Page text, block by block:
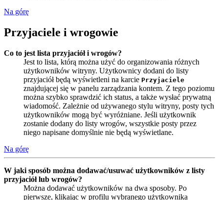
Na górę
Przyjaciele i wrogowie
Co to jest lista przyjaciół i wrogów?
Jest to lista, którą można użyć do organizowania różnych
użytkowników witryny. Użytkownicy dodani do listy
przyjaciół będą wyświetleni na karcie Przyjaciele
znajdującej się w panelu zarządzania kontem. Z tego poziomu
można szybko sprawdzić ich status, a także wysłać prywatną
wiadomość. Zależnie od używanego stylu witryny, posty tych
użytkowników mogą być wyróżniane. Jeśli użytkownik
zostanie dodany do listy wrogów, wszystkie posty przez
niego napisane domyślnie nie będą wyświetlane.
Na górę
W jaki sposób można dodawać/usuwać użytkowników z listy
przyjaciół lub wrogów?
Można dodawać użytkowników na dwa sposoby. Po
pierwsze, klikając w profilu wybranego użytkownika